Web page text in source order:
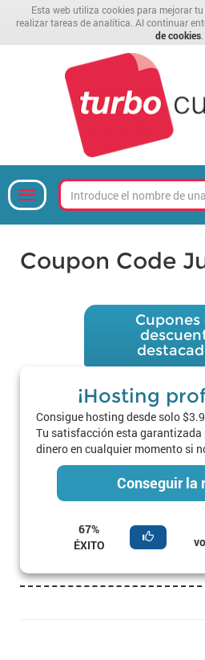
Esta web utiliza cookies para mejorar
realizar tareas de analítica. Al continuar
de cookies
Coupon Code
Cupones
¡Hosting
Consigue hosting desde solo
Tu satisfacción esta garantizada
dinero en cualquier momento si
Conseguir la
67%
ÉXITO